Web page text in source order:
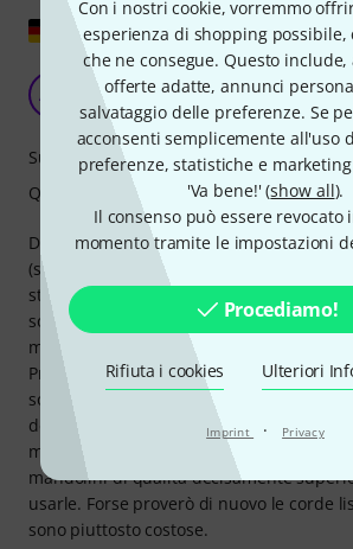
Con i nostri cookie, vorremmo
esperienza di shopping possibile,
che ne consegue. Questo include,
offerte adatte, annunci
salvataggio delle preferenze. Se
acconsenti semplicemente all'uso
preferenze, statistiche e
'Va bene!' (show all).
Il consenso può essere revocato
momento tramite le impostazioni
Procediamo!
Rifiuta i cookies Ulteriori
Imprint · Privacy
Mostra originale
AM D'Addario EJM74 -
Al Mando 05.01.2021
Dopo aver provato diverse corde
(seta/bronzo, nichel/bronzo, bronzo,
stato consigliato di provare il set EJM74.
sono un grande fan del bronzo e del
mandolini; sono troppo aspri e brillanti
Preferisco il contrario. Ed ecco, sono
sorpreso. Queste corde offrono tutto ciò
delle altre. Non posso dire se siano
mandolini, ma funzionano
mandolini di qualità decisamente
usarle. Forse proverò di nuovo le corde
sono piuttosto costose.
Suono
Qualità